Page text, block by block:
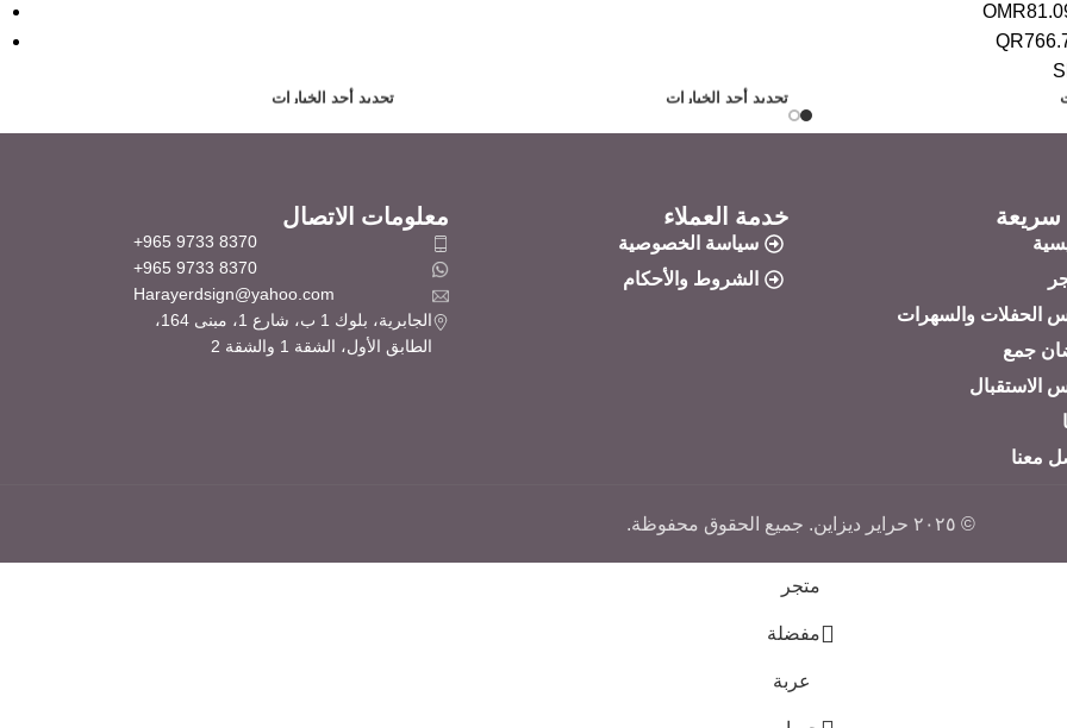
تحديد أحد الخيارات تحديد أحد الخيارات
سريعة
الحفلات والسهرات
جمع
الاستقبال
معنا
خدمة العملاء
سياسة الخصوصية
الشروط والأحكام
معلومات الاتصال
+965 9733 8370
+965 9733 8370
Harayerdsign@yahoo.com
الجابرية، بلوك 1 ب، شارع 1، مبنى 164،
الطابق الأول، الشقة 1 والشقة 2
© ٢٠٢٥ حراير ديزاين. جميع الحقوق محفوظة.
متجر
مفضلة
عربة